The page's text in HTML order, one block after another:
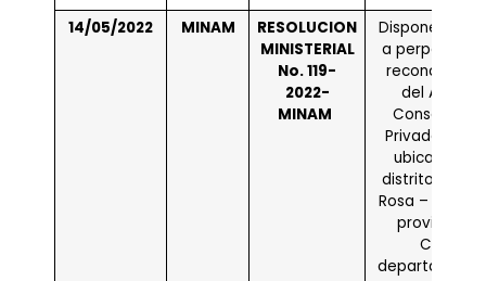
14/05/2022
MINAM
RESOLUCION
MINISTERIAL
No. 119-
2022-
MINAM
Disponen
a
del Área de
Privada
ubicado en
distrito de
Rosa – Mazo
provincia
Collao